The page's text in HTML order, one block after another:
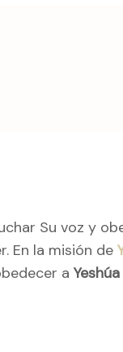
Su voz y
En la misión de
a Yeshúa